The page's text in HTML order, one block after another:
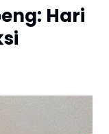
Hari